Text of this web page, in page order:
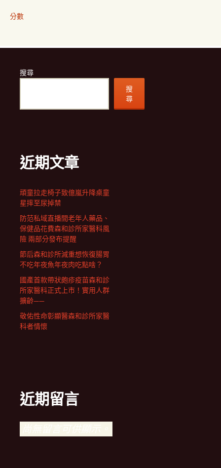
分數
搜尋
搜
尋
近期文章
頑童拉走椅子致億嵐升降桌童
星摔至尿掉禁
防范私域直播間老年人藥品、
保健品花費森和診所家醫科風
險 兩部分發布提醒
節后森和診所減重想恢復腸胃
不吃年夜魚年夜肉吃點啥？
國產首款帶狀皰疹疫苗森和診
所家醫科正式上市！實用人群
擴齡——
敬佑性命彰顯醫森和診所家醫
科者情懷
近期留言
尚無留言可供顯示。